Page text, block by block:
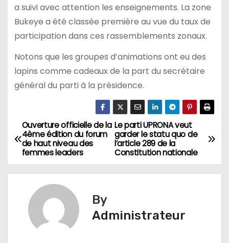
a suivi avec attention les enseignements. La zone
Bukeye a été classée première au vue du taux de
participation dans ces rassemblements zonaux.
Notons que les groupes d’animations ont eu des
lapins comme cadeaux de la part du secrétaire
général du parti à la présidence.
Navigation
de
l’article
Le parti UPRONA veut
garder le statu quo de
l’article 289 de la
Constitution nationale
Ouverture officielle de la
4ème édition du forum
de haut niveau des
femmes leaders
By
Administrateur